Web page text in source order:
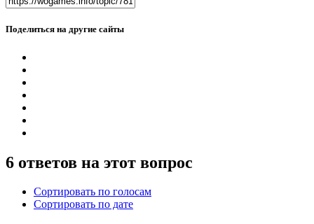
Поделиться на другие сайты
6 ответов на этот вопрос
Сортировать по голосам
Сортировать по дате